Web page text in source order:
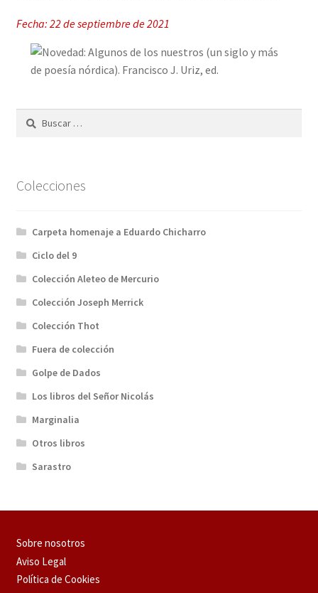
Fecha: 22 de septiembre de 2021
Buscar:
Colecciones
Carpeta homenaje a Eduardo Chicharro
Ciclo del 9
Colección Aleteo de Mercurio
Colección Joseph Merrick
Colección Thot
Fuera de colección
Golpe de Dados
Los libros del Señor Nicolás
Marginalia
Otros libros
Sarastro
Sobre nosotros
Aviso Legal
Política de Cookies